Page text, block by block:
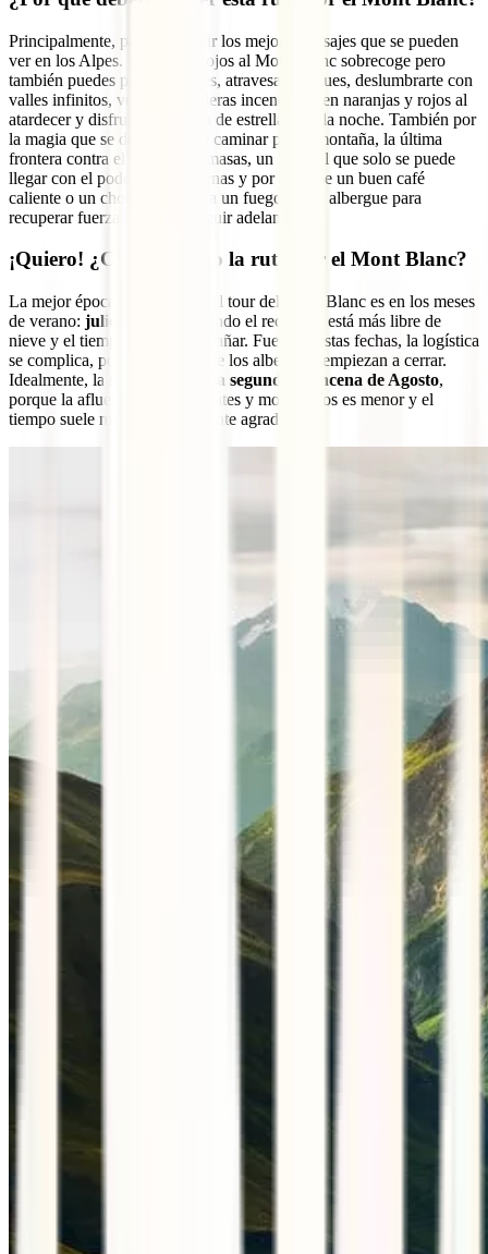
Principalmente, para descubrir los mejores paisajes que se pueden
ver en los Alpes. Mirar a los ojos al Mont Blanc sobrecoge pero
también puedes pisar glaciares, atravesar bosques, deslumbrarte con
valles infinitos, ver las cordilleras incendiarse en naranjas y rojos al
atardecer y disfrutar del mapa de estrellas por la noche. También por
la magia que se desprende de caminar por la montaña, la última
frontera contra el turismo de masas, un lugar al que solo se puede
llegar con el poder de tus piernas y por tomarse un buen café
caliente o un chocolate junto a un fuego en un albergue para
recuperar fuerzas antes de seguir adelante.
¡Quiero! ¿Cuándo hago la ruta por el Mont Blanc?
La mejor época para recorrer el tour del Mont Blanc es en los meses
de verano: julio y agosto
, cuando el recorrido está más libre de
nieve y el tiempo suele acompañar. Fuera de estas fechas, la logística
se complica, porque muchos de los albergues empiezan a cerrar.
Idealmente, la mejor fecha es
la segunda quincena de Agosto,
porque la afluencia de caminantes y montañeros es menor y el
tiempo suele mantenerse bastante agradable.